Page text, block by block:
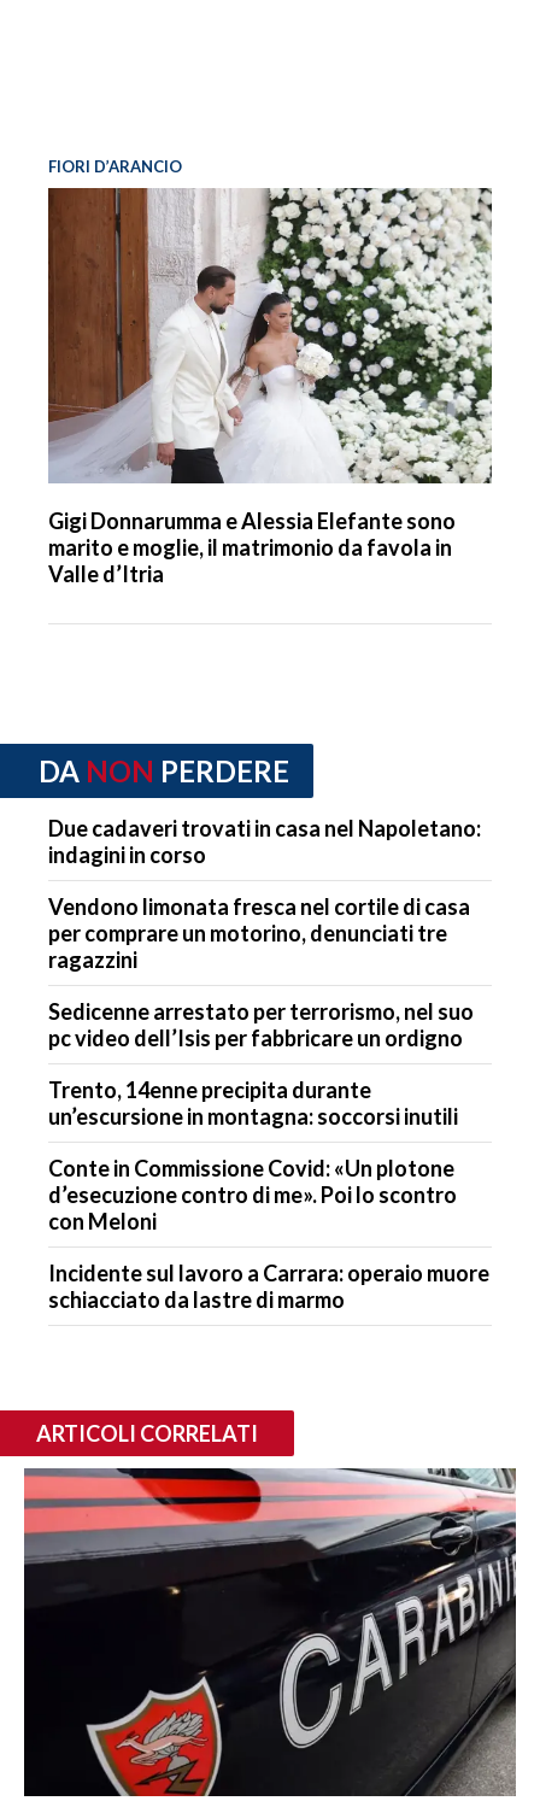
FIORI D’ARANCIO
Gigi Donnarumma e Alessia Elefante sono
marito e moglie, il matrimonio da favola in
Valle d’Itria
DA NON PERDERE
Due cadaveri trovati in casa nel Napoletano:
indagini in corso
Vendono limonata fresca nel cortile di casa
per comprare un motorino, denunciati tre
ragazzini
Sedicenne arrestato per terrorismo, nel suo
pc video dell’Isis per fabbricare un ordigno
Trento, 14enne precipita durante
un’escursione in montagna: soccorsi inutili
Conte in Commissione Covid: «Un plotone
d’esecuzione contro di me». Poi lo scontro
con Meloni
Incidente sul lavoro a Carrara: operaio muore
schiacciato da lastre di marmo
ARTICOLI CORRELATI